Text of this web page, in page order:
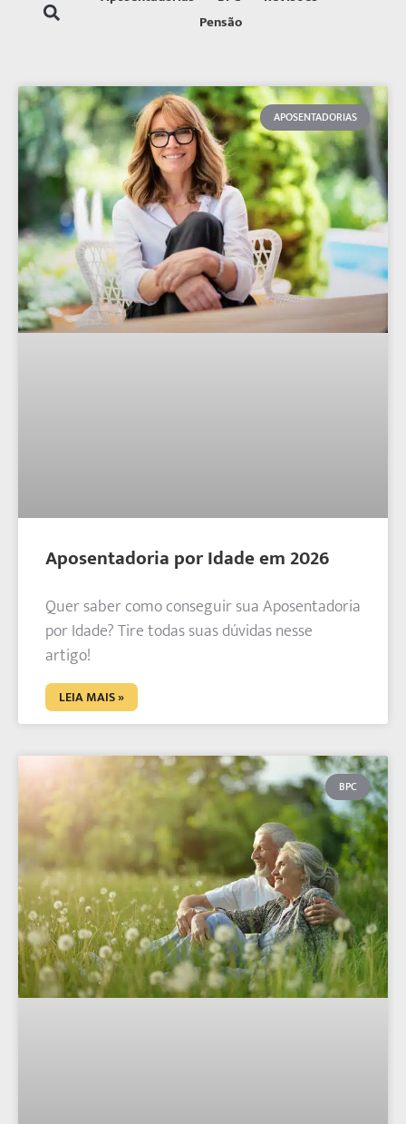
Pensão
APOSENTADORIAS
Aposentadoria por Idade em 2026
Quer saber como conseguir sua Aposentadoria
por Idade? Tire todas suas dúvidas nesse
artigo!
LEIA MAIS »
BPC